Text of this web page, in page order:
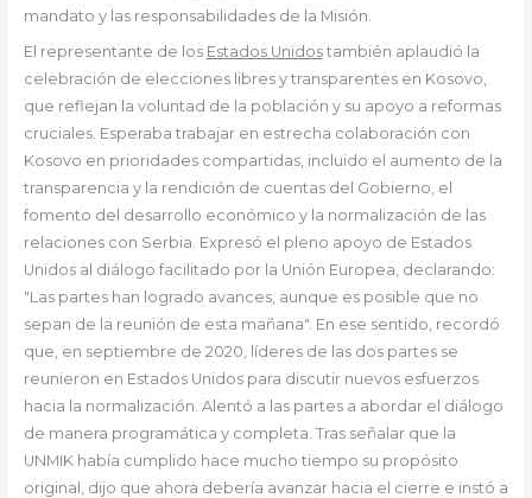
mandato y las responsabilidades de la Misión.
El representante de los Estados Unidostambién aplaudió la
celebración de elecciones libres y transparentes en Kosovo,
que reflejan la voluntad de la población y su apoyo a reformas
cruciales. Esperaba trabajar en estrecha colaboración con
Kosovo en prioridades compartidas, incluido el aumento de la
transparencia y la rendición de cuentas del Gobierno, el
fomento del desarrollo económico y la normalización de las
relaciones con Serbia. Expresó el pleno apoyo de Estados
Unidos al diálogo facilitado por la Unión Europea, declarando:
"Las partes han logrado avances, aunque es posible que no
sepan de la reunión de esta mañana". En ese sentido, recordó
que, en septiembre de 2020, líderes de las dos partes se
reunieron en Estados Unidos para discutir nuevos esfuerzos
hacia la normalización. Alentó a las partes a abordar el diálogo
de manera programática y completa. Tras señalar que la
UNMIK había cumplido hace mucho tiempo su propósito
original, dijo que ahora debería avanzar hacia el cierre e instó a